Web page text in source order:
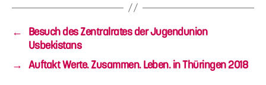
←
Besuch des Zentralrates der Jugendunion
Usbekistans
→ Auftakt Werte. Zusammen. Leben. in Thüringen 2018